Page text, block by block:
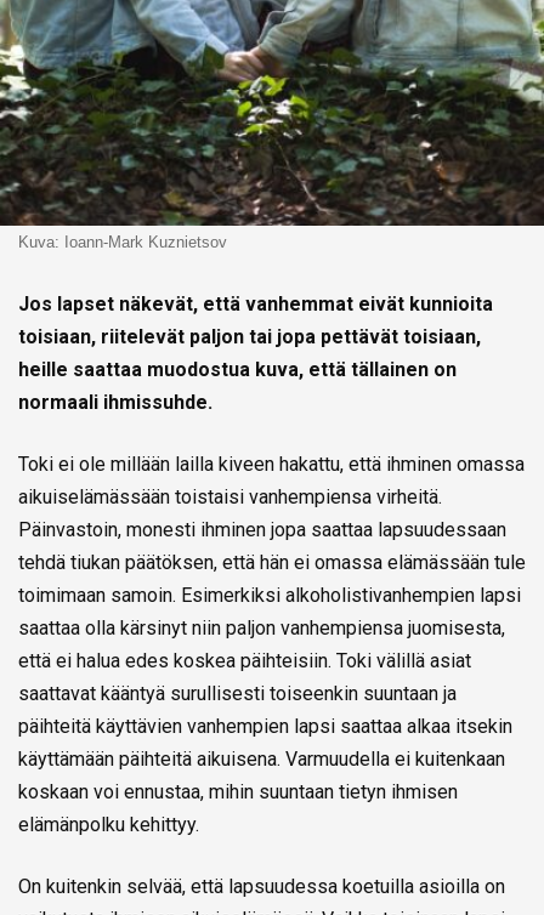
Kuva: Ioann-Mark Kuznietsov
Jos lapset näkevät, että vanhemmat eivät kunnioita
toisiaan, riitelevät paljon tai jopa pettävät toisiaan,
heille saattaa muodostua kuva, että tällainen on
normaali ihmissuhde.
Toki ei ole millään lailla kiveen hakattu, että ihminen omassa
aikuiselämässään toistaisi vanhempiensa virheitä.
Päinvastoin, monesti ihminen jopa saattaa lapsuudessaan
tehdä tiukan päätöksen, että hän ei omassa elämässään tule
toimimaan samoin. Esimerkiksi alkoholistivanhempien lapsi
saattaa olla kärsinyt niin paljon vanhempiensa juomisesta,
että ei halua edes koskea päihteisiin. Toki välillä asiat
saattavat kääntyä surullisesti toiseenkin suuntaan ja
päihteitä käyttävien vanhempien lapsi saattaa alkaa itsekin
käyttämään päihteitä aikuisena. Varmuudella ei kuitenkaan
koskaan voi ennustaa, mihin suuntaan tietyn ihmisen
elämänpolku kehittyy.
On kuitenkin selvää, että lapsuudessa koetuilla asioilla on